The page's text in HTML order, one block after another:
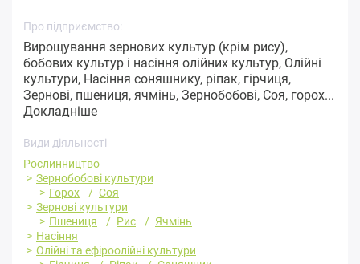
Про підприємство:
Вирощування зернових культур (крім рису),
бобових культур і насіння олійних культур, Олійні
культури, Насіння соняшнику, ріпак, гірчиця,
Зернові, пшениця, ячмінь, Зернобобові, Соя, горох...
Докладніше
Види діяльності
Рослинництво
Зернобобові культури
Горох
Соя
Зернові культури
Пшениця
Рис
Ячмінь
Насіння
Олійні та ефіроолійні культури